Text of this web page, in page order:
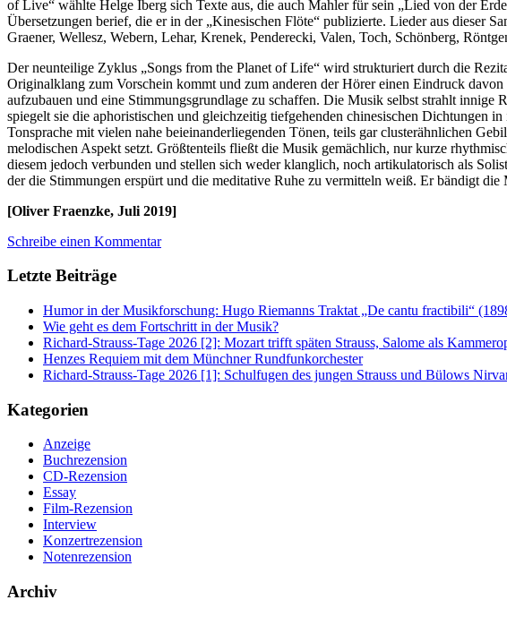
of Live“ wählte Helge Iberg sich Texte aus, die auch Mahler für sein „Lied von der
Übersetzungen berief, die er in der „Kinesischen Flöte“ publizierte. Lieder aus dieser
Graener, Wellesz, Webern, Lehar, Krenek, Penderecki, Valen, Toch, Schönberg,
Der neunteilige Zyklus „Songs from the Planet of Life“ wird strukturiert durch die
Originalklang zum Vorschein kommt und zum anderen der Hörer einen Eindruck
aufzubauen und eine Stimmungsgrundlage zu schaffen. Die Musik selbst strahlt
spiegelt sie die aphoristischen und gleichzeitig tiefgehenden chinesischen Dichtungen
Tonsprache mit vielen nahe beieinanderliegenden Tönen, teils gar clusterähnlichen
melodischen Aspekt setzt. Größtenteils fließt die Musik gemächlich, nur kurze
diesem jedoch verbunden und stellen sich weder klanglich, noch artikulatorisch als
der die Stimmungen erspürt und die meditative Ruhe zu vermitteln weiß. Er bändigt
[Oliver Fraenzke, Juli 2019]
Schreibe einen Kommentar
Letzte Beiträge
Humor in der Musikforschung: Hugo Riemanns Traktat „De cantu fractibili“
Wie geht es dem Fortschritt in der Musik?
Richard-Strauss-Tage 2026 [2]: Mozart trifft späten Strauss, Salome als
Henzes Requiem mit dem Münchner Rundfunkorchester
Richard-Strauss-Tage 2026 [1]: Schulfugen des jungen Strauss und Bülows
Kategorien
Anzeige
Buchrezension
CD-Rezension
Essay
Film-Rezension
Interview
Konzertrezension
Notenrezension
Archiv